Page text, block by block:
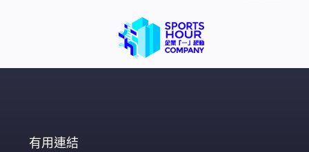
濕疹加劇原因包括: （1）春天的過敏原增加，如花粉, 天氣
潮濕亦易使黴菌, 塵蟎增多，從而誘發濕疹。 （２）氣溫變
化及濕度轉變急驟: 人體難以適應以致免疫力失衡，形成皮
膚敏感 （３）天氣變得又熱、又濕，人體的汗液增加對皮
有用連結